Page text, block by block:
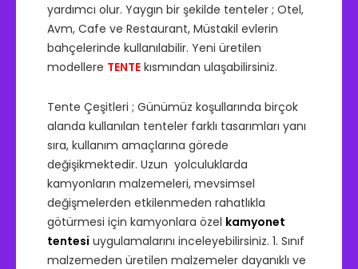
yardımcı olur. Yaygın bir şekilde tenteler ; Otel,
Avm, Cafe ve Restaurant, Müstakil evlerin
bahçelerinde kullanılabilir. Yeni üretilen
modellere TENTEkısmından ulaşabilirsiniz.
Tente Çeşitleri ; Günümüz koşullarında birçok
alanda kullanılan tenteler farklı tasarımları yanı
sıra, kullanım amaçlarına görede
değişikmektedir. Uzun yolculuklarda
kamyonların malzemeleri, mevsimsel
değişmelerden etkilenmeden rahatlıkla
götürmesi için kamyonlara özel kamyonet
tentesi uygulamalarını inceleyebilirsiniz. 1. Sınıf
malzemeden üretilen malzemeler dayanıklı ve